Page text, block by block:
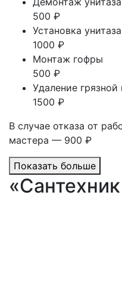
500 ₽
Установка унитаза
1000 ₽
Монтаж гофры
500 ₽
Удаление
1500 ₽
В случае отказа от
мастера — 900 ₽
Показать больше